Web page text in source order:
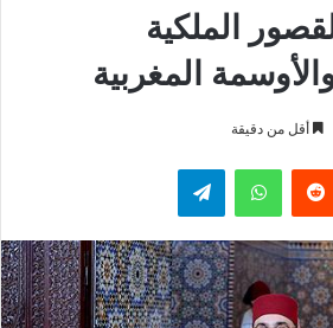
الملكية
المغربية
أقل من دقيقة
واتساب تيلقرام